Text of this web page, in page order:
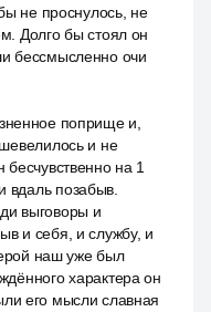
не проснулось, не
Долго бы стоял он
бессмысленно очи
поприще и,
и не
на 1
вдаль позабыв.
выговоры и
и себя, и службу, и
наш уже был
характера он
его мысли славная